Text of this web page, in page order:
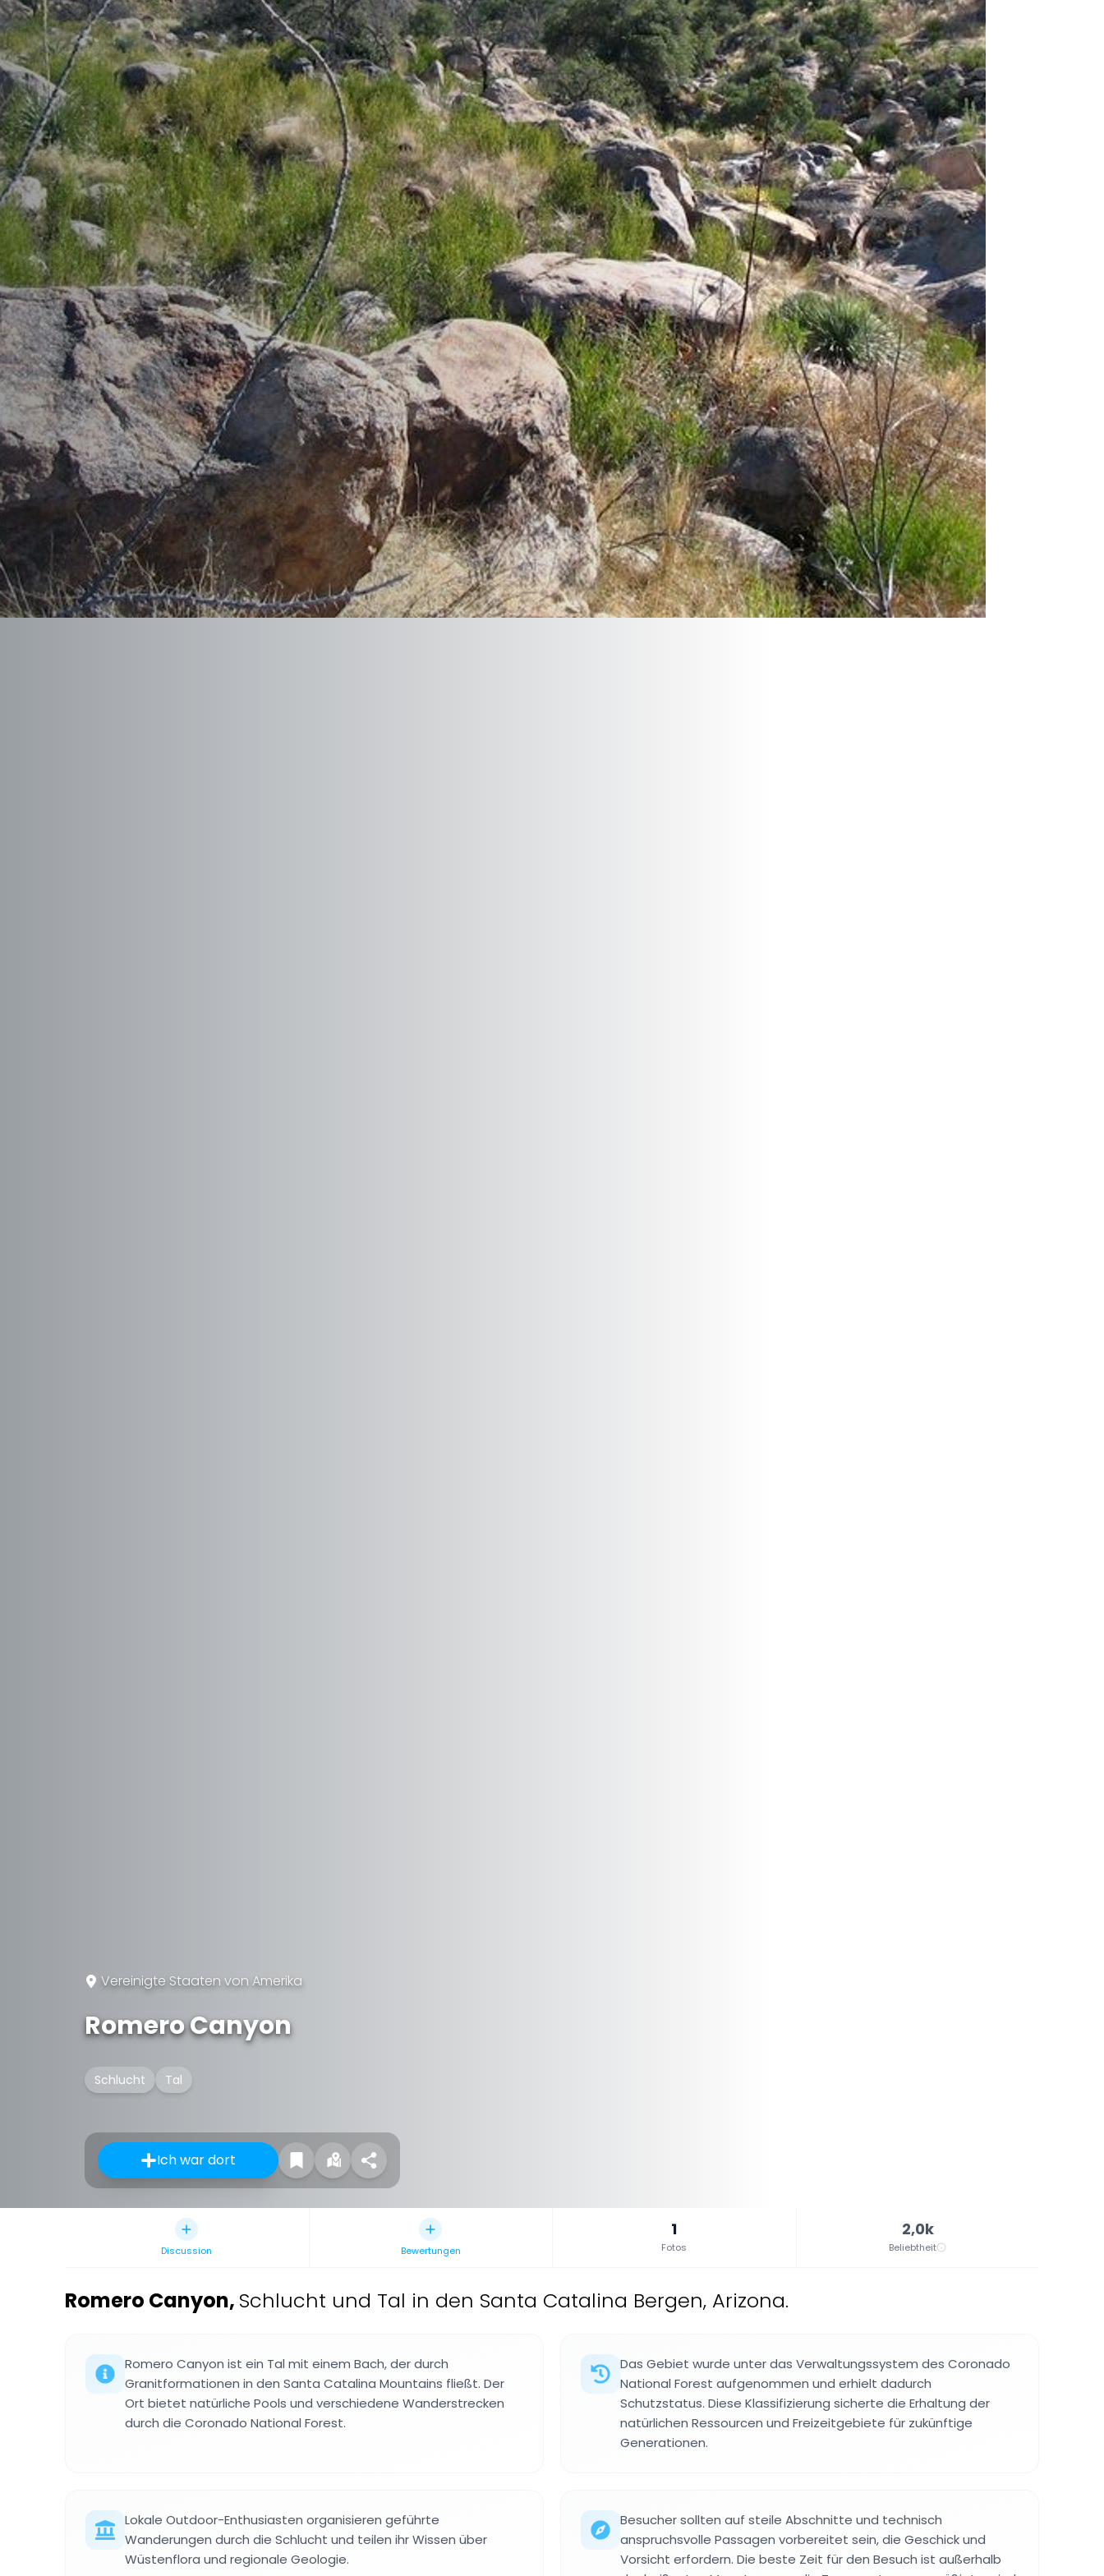
Vereinigte Staaten von Amerika
Romero Canyon
Schlucht Tal
Ich war dort
Discussion Bewertungen
1
Fotos
2,0k
Beliebtheit
Romero Canyon, Schlucht und Tal in den Santa Catalina Bergen, Arizona.
Romero Canyon ist ein Tal mit einem Bach, der durch
Granitformationen in den Santa Catalina Mountains fließt. Der
Ort bietet natürliche Pools und verschiedene Wanderstrecken
durch die Coronado National Forest.
Das Gebiet wurde unter das Verwaltungssystem des Coronado
National Forest aufgenommen und erhielt dadurch
Schutzstatus. Diese Klassifizierung sicherte die Erhaltung der
natürlichen Ressourcen und Freizeitgebiete für zukünftige
Generationen.
Lokale Outdoor-Enthusiasten organisieren geführte
Wanderungen durch die Schlucht und teilen ihr Wissen über
Wüstenflora und regionale Geologie.
Besucher sollten auf steile Abschnitte und technisch
anspruchsvolle Passagen vorbereitet sein, die Geschick und
Vorsicht erfordern. Die beste Zeit für den Besuch ist außerhalb